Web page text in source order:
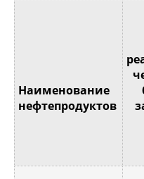
Наименование
нефтепродуктов